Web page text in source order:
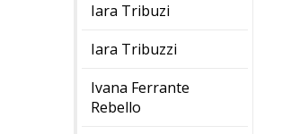
Iara Tribuzi
Iara Tribuzzi
Ivana Ferrante
Rebello